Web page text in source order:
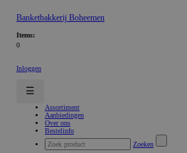
Banketbakkerij Boheemen
Items:
0
Inloggen
☰
Assortiment
Aanbiedingen
Over ons
Bestelinfo
Zoeken